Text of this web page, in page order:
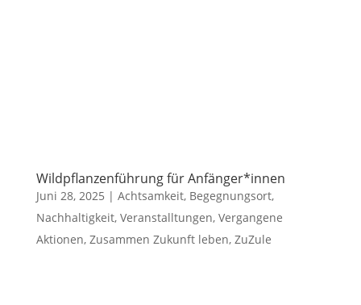
Wildpflanzenführung für Anfänger*innen
Juni 28, 2025 | Achtsamkeit, Begegnungsort,
Nachhaltigkeit, Veranstalltungen, Vergangene
Aktionen, Zusammen Zukunft leben, ZuZule